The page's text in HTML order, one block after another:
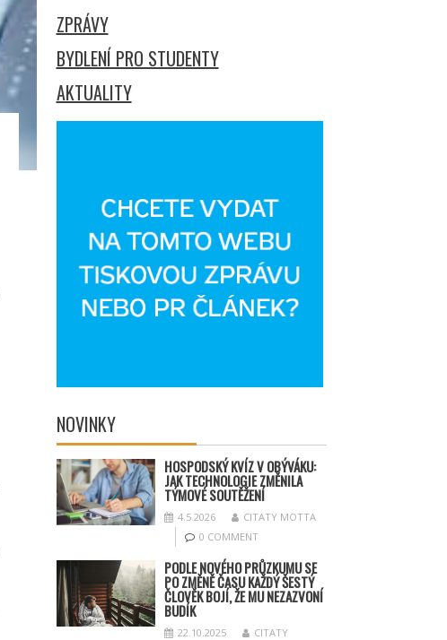
ZPRÁVY
BYDLENÍ PRO STUDENTY
AKTUALITY
NOVINKY
HOSPODSKÝKVÍZ V OBÝVÁKU:
JAK TECHNOLOGIE ZMĚNILA
TÝMOVÉ SOUTĚŽENÍ
4.5.2026
CITATY MOTTA
0 COMMENT
PODLE NOVÉHO PRŮZKUMU SE
PO ZMĚNĚ ČASU KAŽDÝ ŠESTÝ
ČLOVĚK BOJÍ, ŽE MU NEZAZVONÍ
BUDÍK
22.10.2025
CITATY